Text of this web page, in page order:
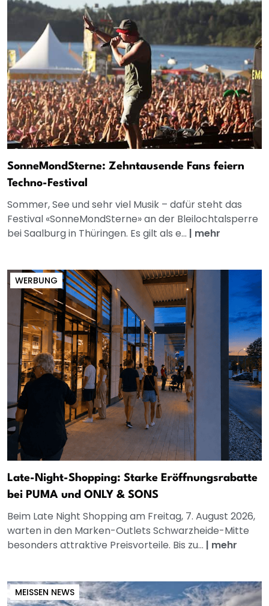
SonneMondSterne: Zehntausende Fans feiern
Techno-Festival
Sommer, See und sehr viel Musik – dafür steht das
Festival «SonneMondSterne» an der Bleilochtalsperre
bei Saalburg in Thüringen. Es gilt als e... | mehr
WERBUNG
Late-Night-Shopping: Starke Eröffnungsrabatte
bei PUMA und ONLY & SONS
Beim Late Night Shopping am Freitag, 7. August 2026,
warten in den Marken-Outlets Schwarzheide-Mitte
besonders attraktive Preisvorteile. Bis zu... | mehr
MEISSEN NEWS